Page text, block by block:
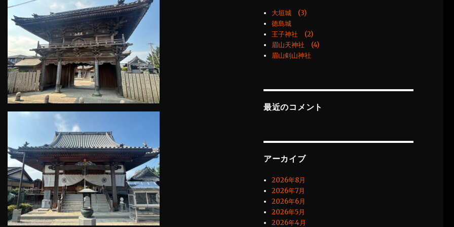
大垣城 (3)
徳島城
王子神社 (2)
眉山天神社 (4)
眉山剣山神社
最近のコメント
アーカイブ
2026年8月
2026年7月
2026年6月
2026年5月
2026年4月